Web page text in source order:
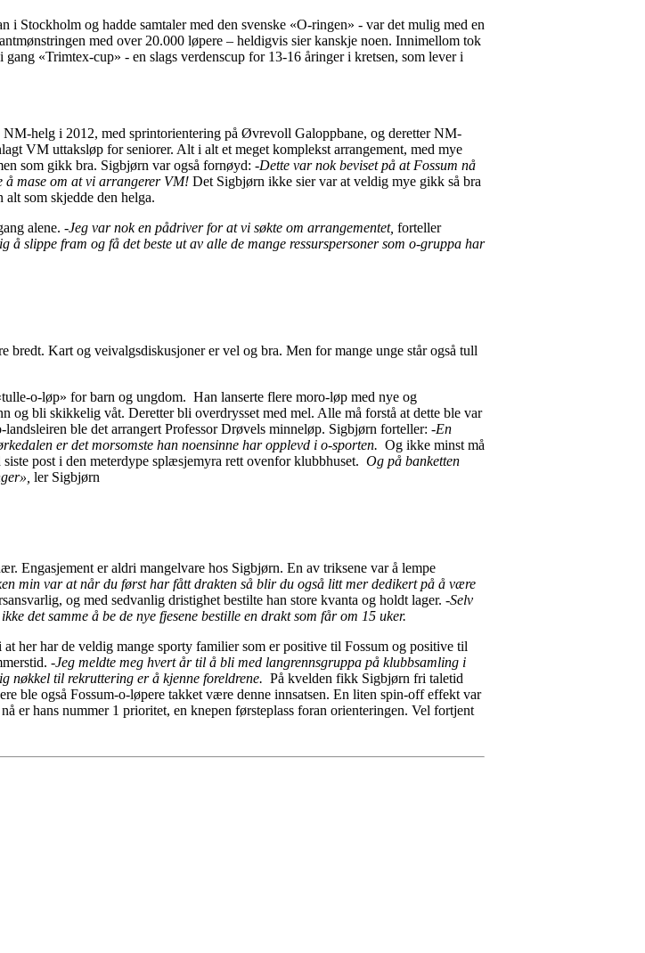
og hadde samtaler med den svenske «O-ringen» - var det mulig med en
med over 20.000 løpere – heldigvis sier kanskje noen. Innimellom tok
«Trimtex-cup» - en slags verdenscup for 13-16 åringer i kretsen, som lever i
helg i 2012, med sprintorientering på Øvrevoll Galoppbane, og deretter NM-
VM uttaksløp for seniorer. Alt i alt et meget komplekst arrangement, med mye
som gikk bra. Sigbjørn var også fornøyd: -Dette var nok beviset på at Fossum nå
å mase om at vi arrangerer VM! Det Sigbjørn ikke sier var at veldig mye gikk så bra
som skjedde den helga.
alene. -Jeg var nok en pådriver for at vi søkte om arrangementet, forteller
slippe fram og få det beste ut av alle de mange ressurspersoner som o-gruppa har
bredt. Kart og veivalgsdiskusjoner er vel og bra. Men for mange unge står også tull
o-løp» for barn og ungdom. Han lanserte flere moro-løp med nye og
og bli skikkelig våt. Deretter bli overdrysset med mel. Alle må forstå at dette ble var
ble det arrangert Professor Drøvels minneløp. Sigbjørn forteller: -En
er det morsomste han noensinne har opplevd i o-sporten. Og ikke minst må
post i den meterdype splæsjemyra rett ovenfor klubbhuset. Og på banketten
ler Sigbjørn
Engasjement er aldri mangelvare hos Sigbjørn. En av triksene var å lempe
min var at når du først har fått drakten så blir du også litt mer dedikert på å være
og med sedvanlig dristighet bestilte han store kvanta og holdt lager. -Selv
det samme å be de nye fjesene bestille en drakt som får om 15 uker.
her har de veldig mange sporty familier som er positive til Fossum og positive til
-Jeg meldte meg hvert år til å bli med langrennsgruppa på klubbsamling i
nøkkel til rekruttering er å kjenne foreldrene. På kvelden fikk Sigbjørn fri taletid
ble også Fossum-o-løpere takket være denne innsatsen. En liten spin-off effekt var
er hans nummer 1 prioritet, en knepen førsteplass foran orienteringen. Vel fortjent